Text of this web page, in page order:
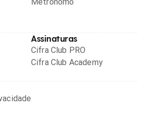
Assinaturas
Cifra Club PRO
Cifra Club Academy